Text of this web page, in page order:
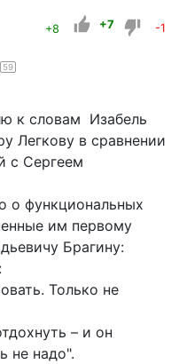
+8 +7 -1
59
к словам Изабель
Легкову в сравнении
с Сергеем
о функциональных
им первому
Брагину:
Только не
– и он
не надо".